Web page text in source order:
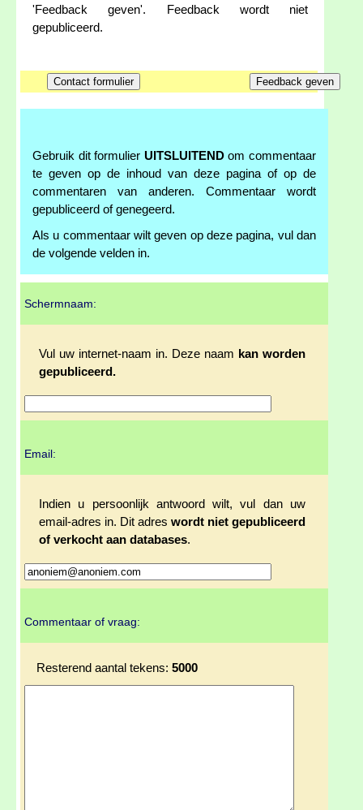
'Feedback geven'. Feedback wordt niet
gepubliceerd.
Gebruik dit formulier UITSLUITENDom commentaar
te geven op de inhoud van deze pagina of op de
commentaren van anderen. Commentaar wordt
gepubliceerd of genegeerd.
Als u commentaar wilt geven op deze pagina, vul dan
de volgende velden in.
Schermnaam:
Vul uw internet-naam in. Deze naam kan worden
gepubliceerd.
Email:
Indien u persoonlijk antwoord wilt, vul dan uw
email-adres in. Dit adres wordt niet gepubliceerd
of verkocht aan databases.
Commentaar of vraag:
Resterend aantal tekens: 5000